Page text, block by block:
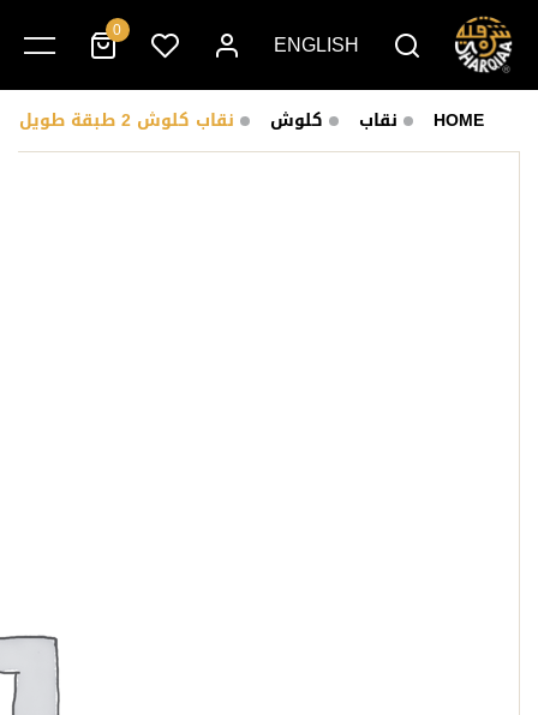
ENGLISH
0
HOME نقاب كلوش نقاب كلوش 2 طبقة طويل